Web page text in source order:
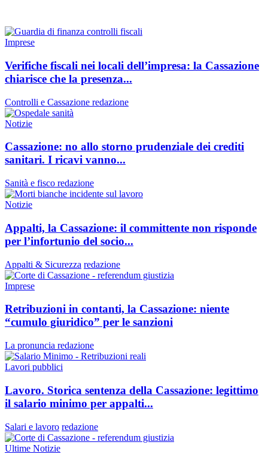
Imprese
Verifiche fiscali nei locali dell’impresa: la Cassazione
chiarisce che la presenza...
Controlli e Cassazione redazione
Notizie
Cassazione: no allo storno prudenziale dei crediti
sanitari. I ricavi vanno...
Sanità e fisco redazione
Notizie
Appalti, la Cassazione: il committente non risponde
per l’infortunio del socio...
Appalti & Sicurezza redazione
Imprese
Retribuzioni in contanti, la Cassazione: niente
“cumulo giuridico” per le sanzioni
La pronuncia redazione
Lavori pubblici
Lavoro. Storica sentenza della Cassazione: legittimo
il salario minimo per appalti...
Salari e lavoro redazione
Ultime Notizie